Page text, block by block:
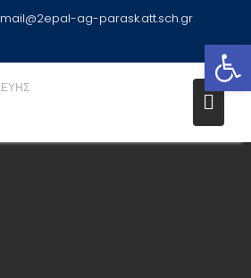
Ανοίξτε τη γραμμή εργαλείων
mail@2epal-ag-parask.att.sch.gr